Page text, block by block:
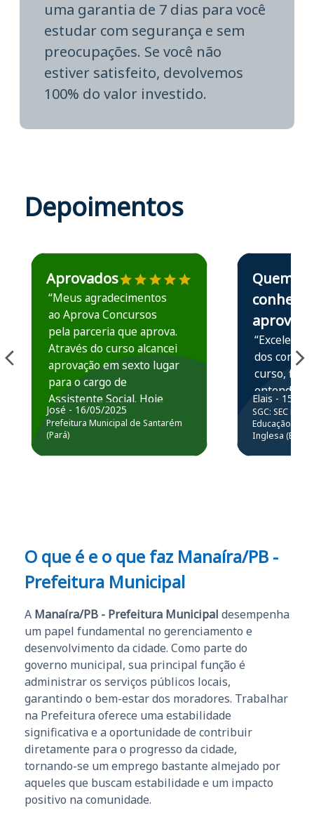
uma garantia de 7 dias para você
estudar com segurança e sem
preocupações. Se você não
estiver satisfeito, devolvemos
100% do valor investido.
Depoimentos
Estudante José recomenda o Aprova Concursos em
Aprovados
“Meus agradecimentos
ao Aprova Concursos
pela parceria que aprova.
Através do curso alcancei
aprovação em sexto lugar
para o cargo de
Assistente Social. Hoje
estou atuando na
Prefeitura de Santarém.
José - 16/05/2025
Prefeitura Municipal de Santarém
(Pará)
Estudante Elais
Quem
conhece,
aprova
“Excelente
dos
curso,
entender e
prática
resolução
questões.”
Elais - 15/07/
SGC: SEC BA
Educação
Inglesa (Edital
O que é e o que faz Manaíra/PB -
Prefeitura Municipal
A Manaíra/PB - Prefeitura Municipal desempenha
um papel fundamental no gerenciamento e
desenvolvimento da cidade. Como parte do
governo municipal, sua principal função é
administrar os serviços públicos locais,
garantindo o bem-estar dos moradores. Trabalhar
na Prefeitura oferece uma estabilidade
significativa e a oportunidade de contribuir
diretamente para o progresso da cidade,
tornando-se um emprego bastante almejado por
aqueles que buscam estabilidade e um impacto
positivo na comunidade.